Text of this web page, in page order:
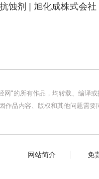
蚀剂 | 旭化成株式会社
网"的所有作品，均转载、编译
作品内容、版权和其他问题需
网站简介 免